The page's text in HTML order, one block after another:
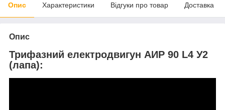
Опис Характеристики Відгуки про товар Доставка
Опис
Трифазний електродвигун АИР 90 L4 У2
(лапа):